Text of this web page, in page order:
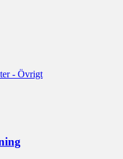
- Övrigt